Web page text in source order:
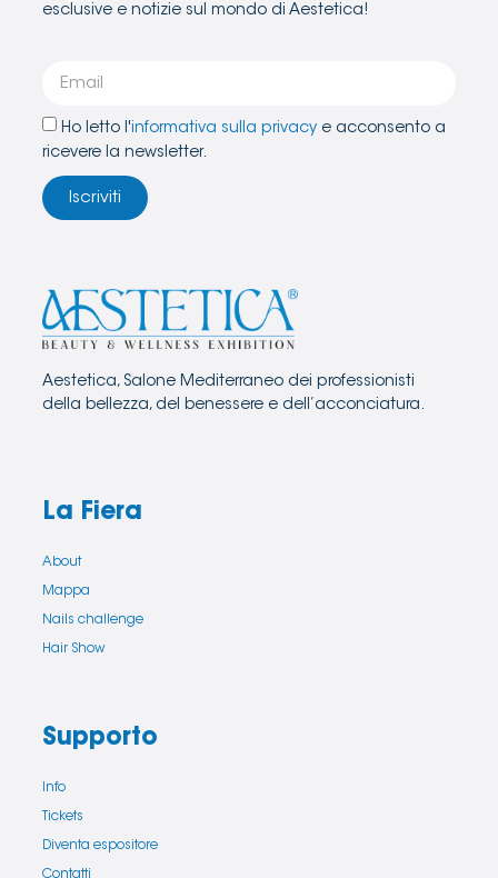
esclusive e notizie sul mondo di Aestetica!
Ho letto l'informativa sulla privacy e acconsento a
ricevere la newsletter.
Iscriviti
Aestetica, Salone Mediterraneo dei professionisti
della bellezza, del benessere e dell’acconciatura.
La Fiera
About
Mappa
Nails challenge
Hair Show
Supporto
Info
Tickets
Diventa espositore
Contatti